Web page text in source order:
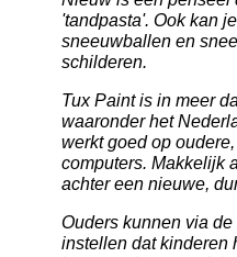
'tandpasta'. Ook kan
sneeuwballen en
schilderen.
Tux Paint is in meer
waaronder het
werkt goed op
computers. Makkelijk
achter een nieuwe,
Ouders kunnen via
instellen dat kinderen